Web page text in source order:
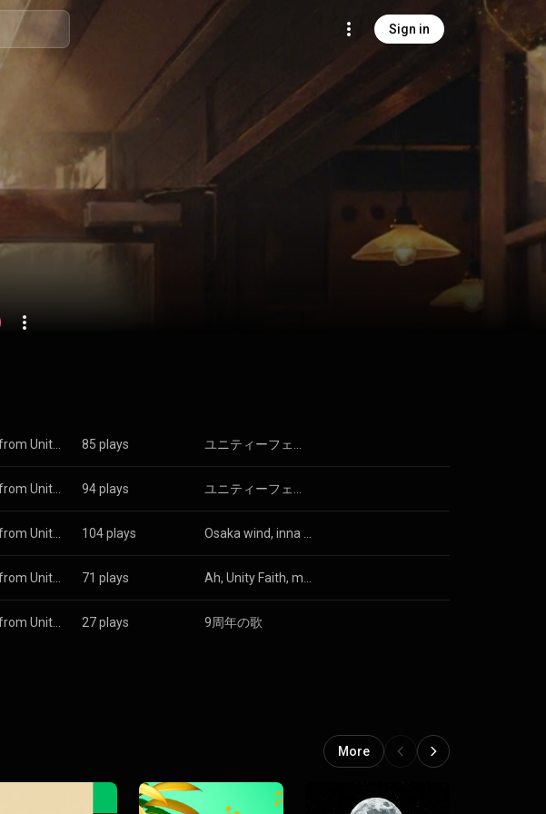
Sign in
85 plays
94 plays
104 plays
71 plays
27 plays 9周年の歌
More